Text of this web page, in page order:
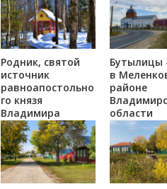
Родник, святой
источник
равноапостольно
го князя
Владимира
между деревнями
Неврюево и
Нижняя Занинка
Судогодского
района
Бутылицы
в
районе
области